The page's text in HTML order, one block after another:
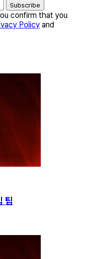
Subscribe
confirm that you
Policy and
팁